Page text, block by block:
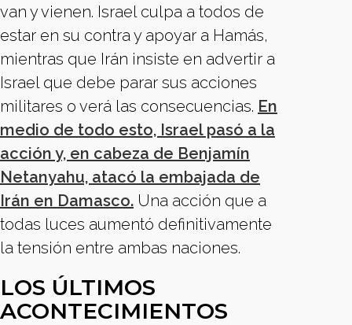
van y vienen. Israel culpa a todos de
estar en su contra y apoyar a Hamás,
mientras que Irán insiste en advertir a
Israel que debe parar sus acciones
militares o verá las consecuencias. En
medio de todo esto, Israel pasó a la
acción y, en cabeza de Benjamín
Netanyahu, atacó la embajada de
Irán en Damasco. Una acción que a
todas luces aumentó definitivamente
la tensión entre ambas naciones.
LOS ÚLTIMOS
ACONTECIMIENTOS